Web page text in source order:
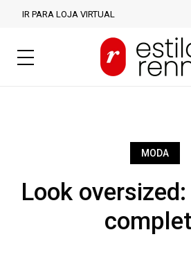
IR PARA LOJA VIRTUAL
MODA
Look oversized: